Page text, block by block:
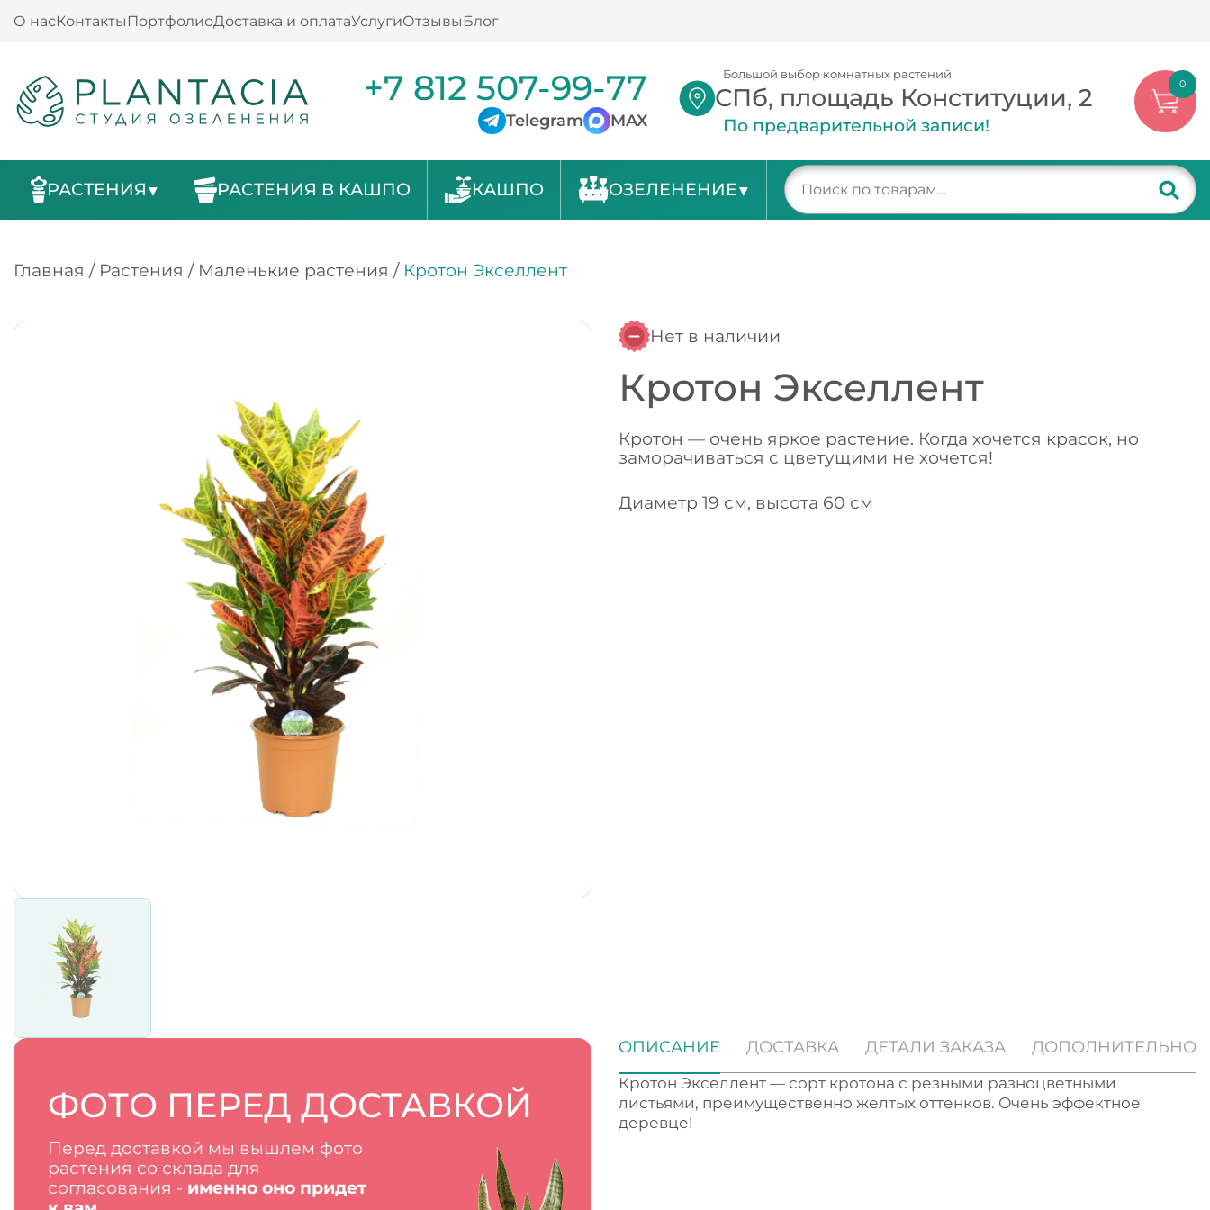
О насКонтакты ПортфолиоДоставка и оплатаУслугиОтзывы Блог
+7 812 507-99-77
Telegram MAX
Большой выбор комнатных растений
СПб, площадь Конституции, 2
По предварительной записи!
0
РАСТЕНИЯ РАСТЕНИЯ В КАШПО КАШПО ОЗЕЛЕНЕНИЕ
Главная / Растения / Маленькие растения / Кротон Экселлент
Нет в наличии
Кротон Экселлент
Кротон — очень яркое растение. Когда хочется красок, но
заморачиваться с цветущими не хочется!
Диаметр 19 см, высота 60 см
ФОТО ПЕРЕД ДОСТАВКОЙ
Перед доставкой мы вышлем фото
растения со склада для
согласования - именно оно придет
ОПИСАНИЕ ДОСТАВКА ДЕТАЛИ ЗАКАЗА ДОПОЛНИТЕЛЬНО
Кротон Экселлент — сорт кротона с резными разноцветными
листьями, преимущественно желтых оттенков. Очень эффектное
деревце!